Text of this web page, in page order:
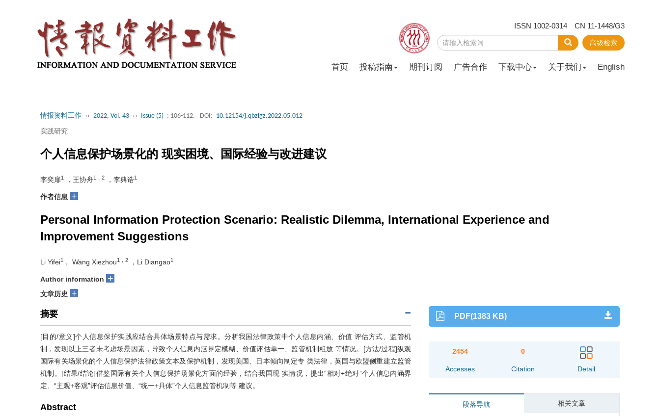
ISSN 1002-0314 CN 11-1448/G3
高级检索
首页 投稿指南 期刊订阅 广告合作 下载中心 关于我们 English
情报资料工作 ›› 2022, Vol. 43 ›› Issue (5) : 106-112. DOI: 10.12154/j.qbzlgz.2022.05.012
实践研究
个人信息保护场景化的 现实困境、国际经验与改进建议
李奕扉1 ，王协舟1，2 ，李典诰1
作者信息 +
Personal Information Protection Scenario: Realistic Dilemma, International Experience and
Improvement Suggestions
Li Yifei1 ， Wang Xiezhou1，2 ，Li Diangao1
Author information +
文章历史 +
摘要
[目的/意义]个人信息保护实践应结合具体场景特点与需求。分析我国法律政策中个人信息内涵、价值 评估方式、监管机
制，发现以上三者未考虑场景因素，导致个人信息内涵界定模糊、价值评估单一、监管机制粗放 等情况。[方法/过程]纵观
国际有关场景化的个人信息保护法律政策文本及保护机制，发现美国、日本倾向制定专 类法律，英国与欧盟侧重建立监管
机制。[结果/结论]借鉴国际有关个人信息保护场景化方面的经验，结合我国现 实情况，提出“相对+绝对”个人信息内涵界
定、“主观+客观”评估信息价值、“统一+具体”个人信息监管机制等 建议。
Abstract
PDF(1383 KB)
2454
Accesses
0
Citation Detail
段落导航 相关文章